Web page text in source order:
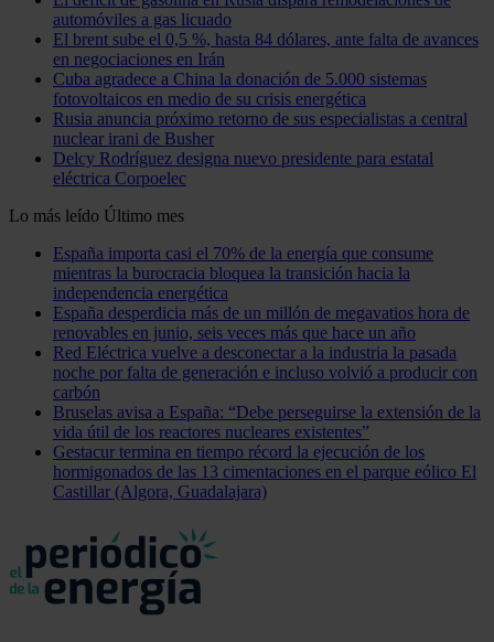
automóviles a gas licuado
El brent sube el 0,5 %, hasta 84 dólares, ante falta de avances
en negociaciones en Irán
Cuba agradece a China la donación de 5.000 sistemas
fotovoltaicos en medio de su crisis energética
Rusia anuncia próximo retorno de sus especialistas a central
nuclear irani de Busher
Delcy Rodríguez designa nuevo presidente para estatal
eléctrica Corpoelec
Lo más leído Último mes
España importa casi el 70% de la energía que consume
mientras la burocracia bloquea la transición hacia la
independencia energética
España desperdicia más de un millón de megavatios hora de
renovables en junio, seis veces más que hace un año
Red Eléctrica vuelve a desconectar a la industria la pasada
noche por falta de generación e incluso volvió a producir con
carbón
Bruselas avisa a España: “Debe perseguirse la extensión de la
vida útil de los reactores nucleares existentes”
Gestacur termina en tiempo récord la ejecución de los
hormigonados de las 13 cimentaciones en el parque eólico El
Castillar (Algora, Guadalajara)